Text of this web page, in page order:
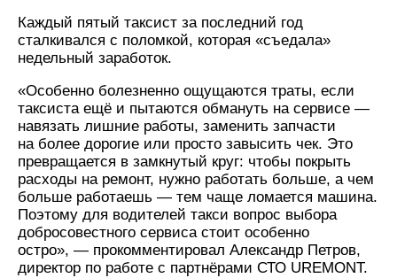
Каждый пятый таксист за последний год
сталкивался с поломкой, которая «съедала»
недельный заработок.
«Особенно болезненно ощущаются траты, если
таксиста ещё и пытаются обмануть на сервисе —
навязать лишние работы, заменить запчасти
на более дорогие или просто завысить чек. Это
превращается в замкнутый круг: чтобы покрыть
расходы на ремонт, нужно работать больше, а чем
больше работаешь — тем чаще ломается машина.
Поэтому для водителей такси вопрос выбора
добросовестного сервиса стоит особенно
остро», — прокомментировал Александр Петров,
директор по работе с партнёрами СТО UREMONT.